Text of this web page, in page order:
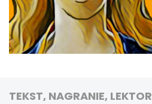
TEKST, NAGRANIE, LEKTOR